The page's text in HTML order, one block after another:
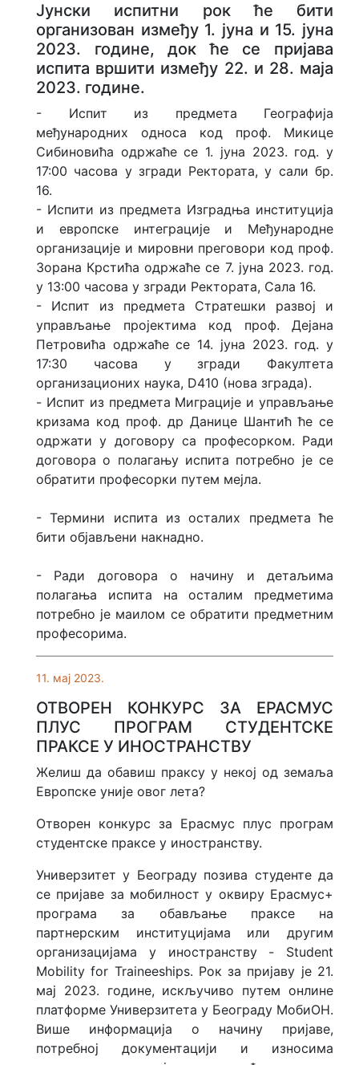
Јунски испитни рок ће бити
организован између 1. јуна и 15. јуна
2023. године, док ће се пријава
испита вршити између 22. и 28. маја
2023. године.
- Испит из предмета Географија
међународних односа код проф. Микице
Сибиновића одржаће се 1. јуна 2023. год. у
17:00 часова у згради Ректората, у сали бр.
16.
- Испити из предмета Изградња институција
и европске интеграције и Међународне
организације и мировни преговори код проф.
Зорана Крстића одржаће се 7. јуна 2023. год.
у 13:00 часова у згради Ректората, Сала 16.
- Испит из предмета Стратешки развој и
управљање пројектима код проф. Дејана
Петровића одржаће се 14. јуна 2023. год. у
17:30 часова у згради Факултета
организационих наука, D410 (нова зграда).
- Испит из предмета Миграције и управљање
кризама код проф. др Данице Шантић ће се
одржати у договору са професорком. Ради
договора о полагању испита потребно је се
обратити професорки путем мејла.
- Термини испита из осталих предмета ће
бити објављени накнадно.
- Ради договора о начину и детаљима
полагања испита на осталим предметима
потребно је маилом се обратити предметним
професорима.
11. мај 2023.
ОТВОРЕН КОНКУРС ЗА ЕРАСМУС
ПЛУС ПРОГРАМ СТУДЕНТСКЕ
ПРАКСЕ У ИНОСТРАНСТВУ
Желиш да обавиш праксу у некој од земаља
Европске уније овог лета?
Отворен конкурс за Ерасмус плус програм
студентске праксе у иностранству.
Универзитет у Београду позива студенте да
се пријаве за мобилност у оквиру Ерасмус+
програма за обављање праксе на
партнерским институцијама или другим
организацијама у иностранству - Student
Mobility for Traineeships. Рок за пријаву је 21.
мај 2023. године, искључиво путем онлине
платформе Универзитета у Београду МобиОН.
Више информација о начину пријаве,
потребној документацији и износима